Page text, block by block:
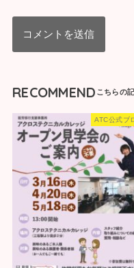
RECOMMEND
ATC公式ブ